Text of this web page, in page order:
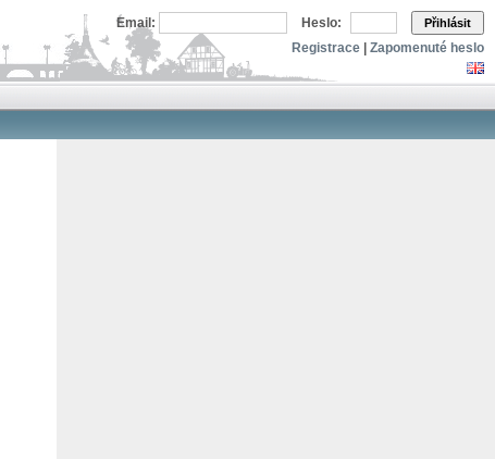
Email: Heslo: Přihlásit
Registrace Zapomenuté heslo